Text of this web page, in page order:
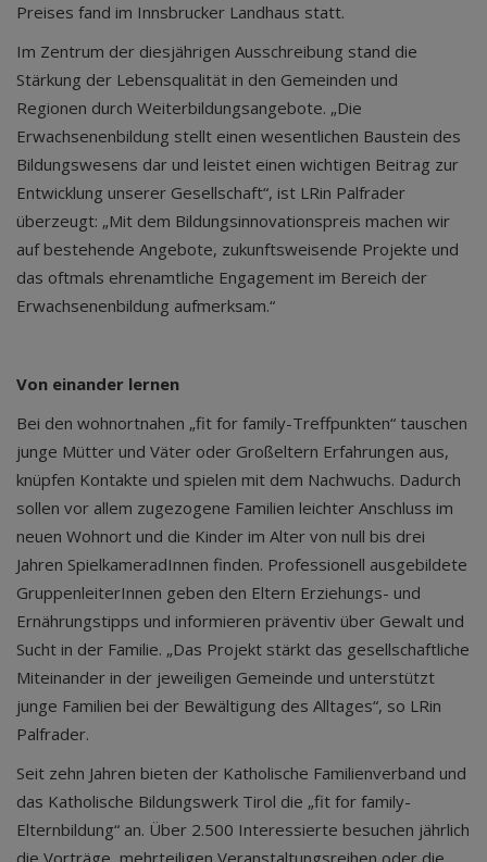
Preises fand im Innsbrucker Landhaus statt.
Im Zentrum der diesjährigen Ausschreibung stand die
Stärkung der Lebensqualität in den Gemeinden und
Regionen durch Weiterbildungsangebote. „Die
Erwachsenenbildung stellt einen wesentlichen Baustein des
Bildungswesens dar und leistet einen wichtigen Beitrag zur
Entwicklung unserer Gesellschaft“, ist LRin Palfrader
überzeugt: „Mit dem Bildungsinnovationspreis machen wir
auf bestehende Angebote, zukunftsweisende Projekte und
das oftmals ehrenamtliche Engagement im Bereich der
Erwachsenenbildung aufmerksam.“
Von einander lernen
Bei den wohnortnahen „fit for family-Treffpunkten“ tauschen
junge Mütter und Väter oder Großeltern Erfahrungen aus,
knüpfen Kontakte und spielen mit dem Nachwuchs. Dadurch
sollen vor allem zugezogene Familien leichter Anschluss im
neuen Wohnort und die Kinder im Alter von null bis drei
Jahren SpielkameradInnen finden. Professionell ausgebildete
GruppenleiterInnen geben den Eltern Erziehungs- und
Ernährungstipps und informieren präventiv über Gewalt und
Sucht in der Familie. „Das Projekt stärkt das gesellschaftliche
Miteinander in der jeweiligen Gemeinde und unterstützt
junge Familien bei der Bewältigung des Alltages“, so LRin
Palfrader.
Seit zehn Jahren bieten der Katholische Familienverband und
das Katholische Bildungswerk Tirol die „fit for family-
Elternbildung“ an. Über 2.500 Interessierte besuchen jährlich
die Vorträge, mehrteiligen Veranstaltungsreihen oder die